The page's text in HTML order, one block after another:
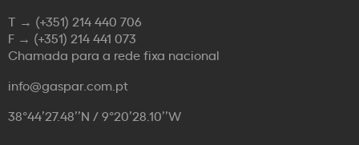
T → (+351) 214 440 706
F → (+351) 214 441 073
Chamada para a rede fixa nacional
info@gaspar.com.pt
38°44’27.48’’N / 9°20’28.10’’W